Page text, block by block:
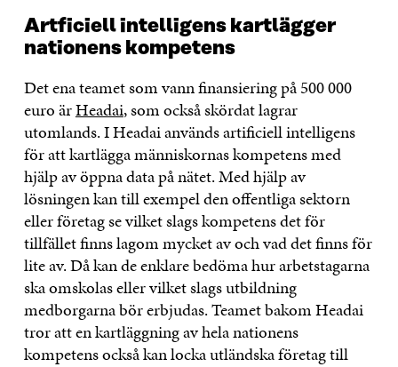
Artficiell intelligens kartlägger
nationens kompetens
Det ena teamet som vann finansiering på 500 000
euro ärHeadai, som också skördat lagrar
utomlands. I Headai används artificiell intelligens
för att kartlägga människornas kompetens med
hjälp av öppna data på nätet. Med hjälp av
lösningen kan till exempel den offentliga sektorn
eller företag se vilket slags kompetens det för
tillfället finns lagom mycket av och vad det finns för
lite av. Då kan de enklare bedöma hur arbetstagarna
ska omskolas eller vilket slags utbildning
medborgarna bör erbjudas. Teamet bakom Headai
tror att en kartläggning av hela nationens
kompetens också kan locka utländska företag till